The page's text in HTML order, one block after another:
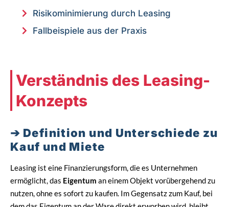
Risikominimierung durch Leasing
Fallbeispiele aus der Praxis
Verständnis des Leasing-
Konzepts
Definition und Unterschiede zu
Kauf und Miete
Leasing ist eine Finanzierungsform, die es Unternehmen
ermöglicht, das Eigentum an einem Objekt vorübergehend zu
nutzen, ohne es sofort zu kaufen. Im Gegensatz zum Kauf, bei